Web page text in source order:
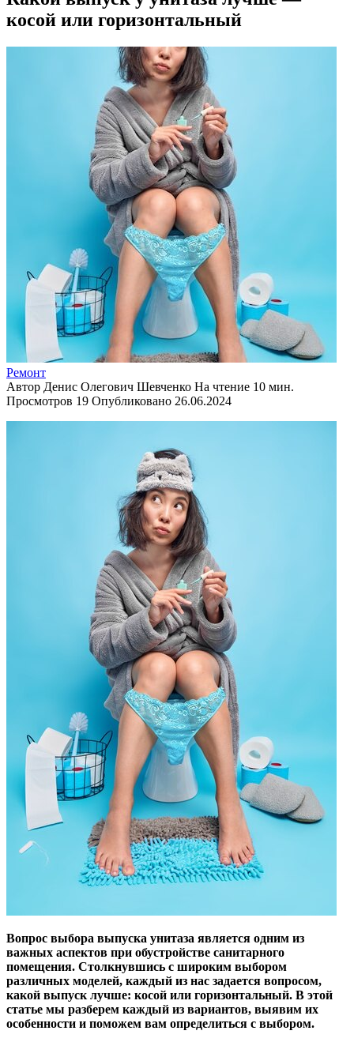
косой или горизонтальный
Ремонт
Автор Денис Олегович Шевченко На чтение 10 мин.
Просмотров 19 Опубликовано 26.06.2024
Вопрос выбора выпуска унитаза является одним из
важных аспектов при обустройстве санитарного
помещения. Столкнувшись с широким выбором
различных моделей, каждый из нас задается вопросом,
какой выпуск лучше: косой или горизонтальный. В этой
статье мы разберем каждый из вариантов, выявим их
особенности и поможем вам определиться с выбором.